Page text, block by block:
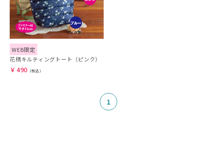
WEB限定
花柄キルティングトート（ピンク）
￥ 490
1